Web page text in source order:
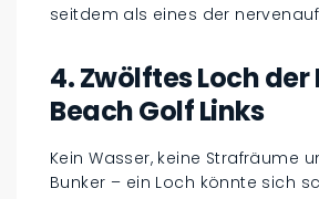
seitdem als eines der
4. Zwölftes Loch der
Beach Golf Links
Kein Wasser, keine Strafräume
Bunker – ein Loch könnte sich